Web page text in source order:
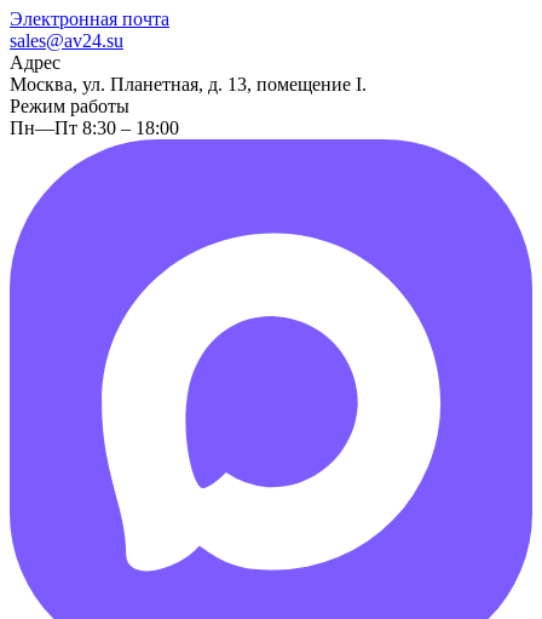
Электронная почта
sales@av24.su
Адрес
Москва, ул. Планетная, д. 13, помещение I.
Режим работы
Пн—Пт 8:30 – 18:00